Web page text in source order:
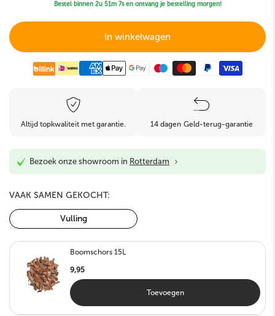
Bestel binnen 2u 51m 7sen ontvang je bestelling morgen!
In winkelwagen
Altijd topkwaliteit met garantie. 14 dagen Geld-terug-garantie
Bezoek onze showroom in Rotterdam ›
VAAK SAMEN GEKOCHT:
Vulling
Boomschors 15L
9,95
Toevoegen